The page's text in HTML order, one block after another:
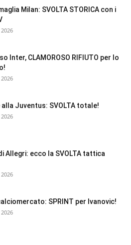
Milan: SVOLTA STORICA con i
Inter, CLAMOROSO RIFIUTO per lo
alla Juventus: SVOLTA totale!
Allegri: ecco la SVOLTA tattica
SPRINT per Ivanovic!